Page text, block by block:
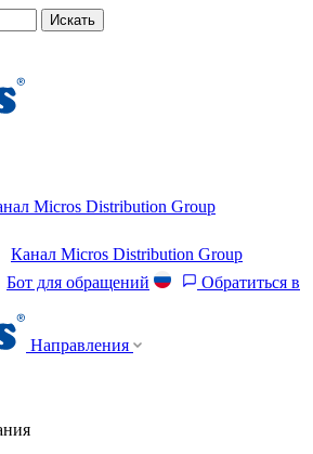
Искать
Micros Distribution Group
Канал Micros Distribution Group
Бот для обращений
Обратиться в
Направления